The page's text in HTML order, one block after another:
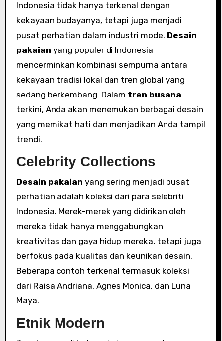
Indonesia tidak hanya terkenal dengan
kekayaan budayanya, tetapi juga menjadi
pusat perhatian dalam industri mode. Desain
pakaian yang populer di Indonesia
mencerminkan kombinasi sempurna antara
kekayaan tradisi lokal dan tren global yang
sedang berkembang. Dalam tren busana
terkini, Anda akan menemukan berbagai desain
yang memikat hati dan menjadikan Anda tampil
trendi.
Celebrity Collections
Desain pakaian yang sering menjadi pusat
perhatian adalah koleksi dari para selebriti
Indonesia. Merek-merek yang didirikan oleh
mereka tidak hanya menggabungkan
kreativitas dan gaya hidup mereka, tetapi juga
berfokus pada kualitas dan keunikan desain.
Beberapa contoh terkenal termasuk koleksi
dari Raisa Andriana, Agnes Monica, dan Luna
Maya.
Etnik Modern